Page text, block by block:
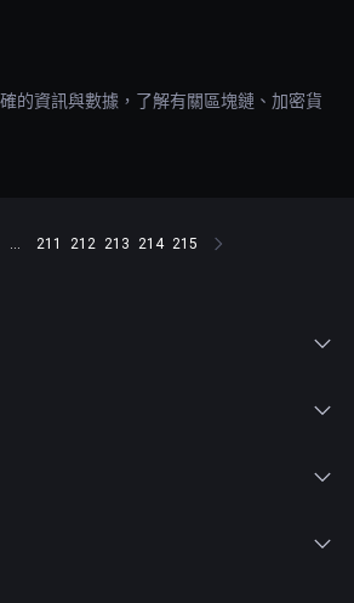
的資訊與數據，了解有關區塊鏈、加密貨
... 211 212 213 214 215